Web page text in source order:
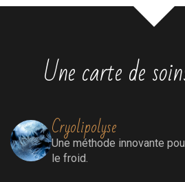
Une carte de
Cryolipolyse
Une méthode innovante
le froid.